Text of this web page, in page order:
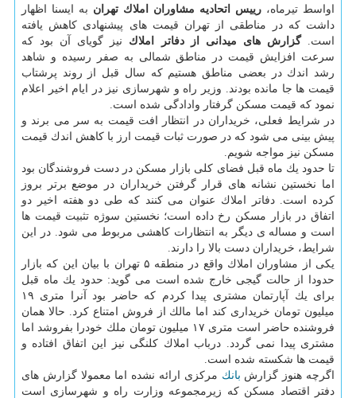
اواسط تیرماه، رییس اتحادیه مشاوران املاك تهران به ایسنا اظهار
داشت كه در مناطقی از تهران قیمت های پیشنهادی كاهش یافته
است.گزارش های میدانی از دفاتر املاك نیز گویای آن بود كه
سرعت افزایش قیمت در مناطق شمالی به صفر رسیده و شاهد
رشد اندك در بعضی مناطق هستیم كه سال قبل از روند پرشتاب
قیمت ها جا مانده بودند. وزیر راه و شهرسازی نیز در ایام اخیر اعلام
نمود كه قیمت مسكن گرفتار وادادگی شده است.
در شرایط فعلی، خریداران در انتظار افت قیمت به سر می برند و
پیش بینی می شود كه در صورت ثبات قیمت ارز با كاهش اندك قیمت
مسكن نیز مواجه شویم.
تا حدود یك ماه قبل فضای كلی بازار مسكن در دست فروشندگان بود
اما نخستین نشانه های قرار گرفتن خریداران در موضع برتر بروز
كرده است. دفاتر املاك عنوان می كنند كه طی دو هفته اخیر دو
اتفاق در بازار مسكن رخ داده است؛ نخستین سوژه تثبیت قیمت ها
است و مساله ی دیگر به انتظارات كاهشی مربوط می شود. در این
شرایط، خریداران دست بالا را دارند.
یكی از مشاوران املاك واقع در منطقه ۵ تهران با بیان این كه بازار
حدودا از حالت گیجی خارج شده است می گوید: حدود یك ماه قبل
برای یك آپارتمان مشتری پیدا كردم كه حاضر بود آنرا متری ۱۹
میلیون تومان خریداری كند اما مالك از فروش امتناع كرد. حالا همان
فروشنده حاضر است متری ۱۷ میلیون تومان ملك خودرا بفروشد اما
مشتری پیدا نمی گردد. درباب املاك كلنگی نیز این اتفاق افتاده و
قیمت ها شكسته شده است.
اگرچه هنوز گزارش بانك مركزی ارائه نشده اما معمولا گزارش های
دفتر اقتصاد مسكن كه زیرمجموعه وزارت راه و شهرسازی است